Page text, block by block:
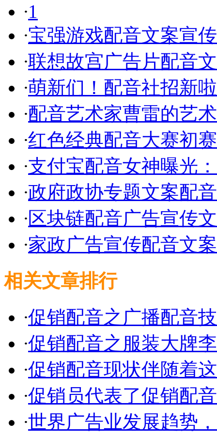
·1
·宝强游戏配音文案宣
·联想故宫广告片配音
·萌新们！配音社招新
·配音艺术家曹雷的艺
·红色经典配音大赛初
·支付宝配音女神曝光
·政府政协专题文案配
·区块链配音广告宣传
·家政广告宣传配音文案
相关文章排行
·促销配音之广播配音
·促销配音之服装大牌
·促销配音现状伴随着
·促销员代表了促销配
·世界广告业发展趋势